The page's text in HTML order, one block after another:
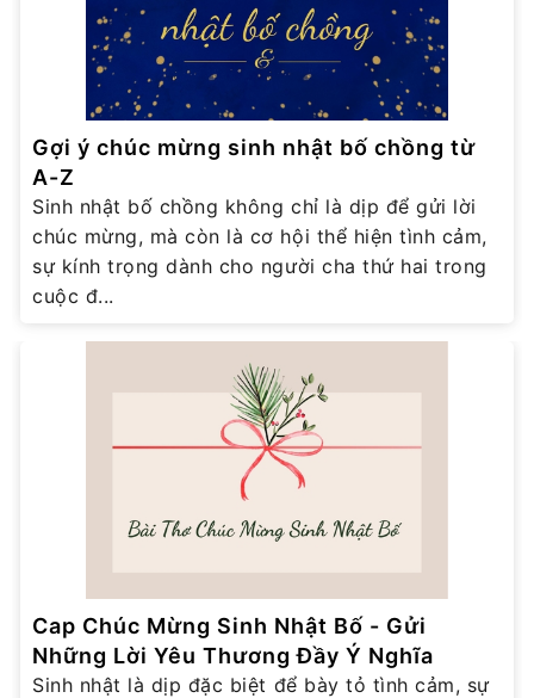
Gợi ý chúc mừng sinh nhật bố chồng từ
A-Z
Sinh nhật bố chồng không chỉ là dịp để gửi lời
chúc mừng, mà còn là cơ hội thể hiện tình cảm,
sự kính trọng dành cho người cha thứ hai trong
cuộc đ...
Cap Chúc Mừng Sinh Nhật Bố - Gửi
Những Lời Yêu Thương Đầy Ý Nghĩa
Sinh nhật là dịp đặc biệt để bày tỏ tình cảm, sự